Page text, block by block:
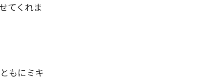
てくれま
もにミキ